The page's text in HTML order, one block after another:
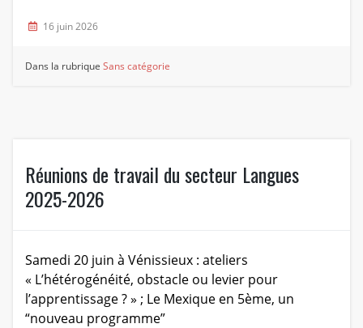
16 juin 2026
Dans la rubriqueSans catégorie
Réunions de travail du secteur Langues
2025-2026
Samedi 20 juin à Vénissieux : ateliers
« L’hétérogénéité, obstacle ou levier pour
l’apprentissage ? » ; Le Mexique en 5ème, un
“nouveau programme”